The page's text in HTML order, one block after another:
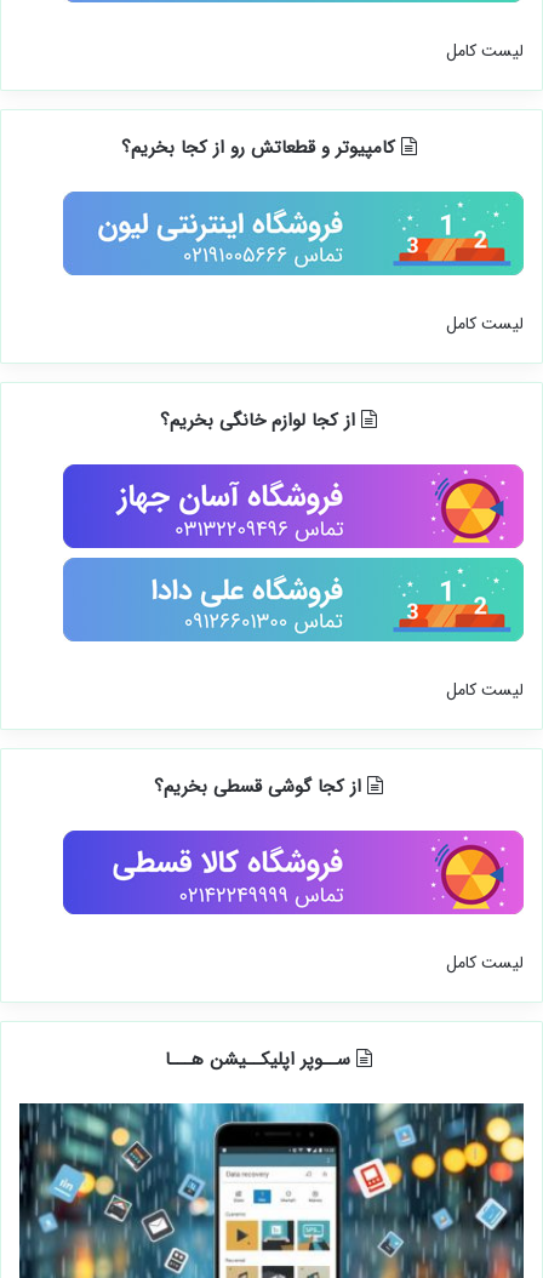
لیست کامل
کامپیوتر و قطعاتش رو از کجا بخریم؟
لیست کامل
از کجا لوازم خانگی بخریم؟
لیست کامل
از کجا گوشی قسطی بخریم؟
لیست کامل
ســوپر اپلیکــیشن هـــا